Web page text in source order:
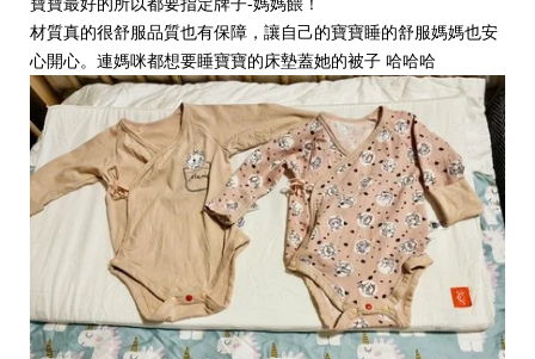
材質真的很舒服品質也有保障，讓自己的寶寶睡的舒服媽媽也安
心開心。連媽咪都想要睡寶寶的床墊蓋她的被子 哈哈哈